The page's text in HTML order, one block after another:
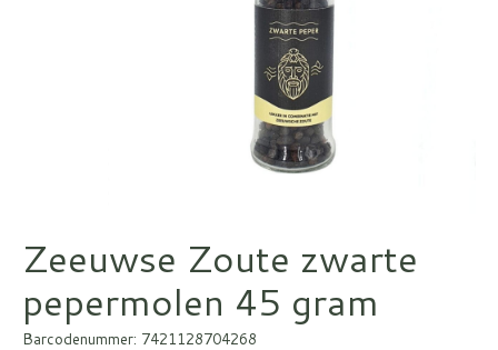
Zeeuwse Zoute zwarte
pepermolen 45 gram
Barcodenummer: 7421128704268